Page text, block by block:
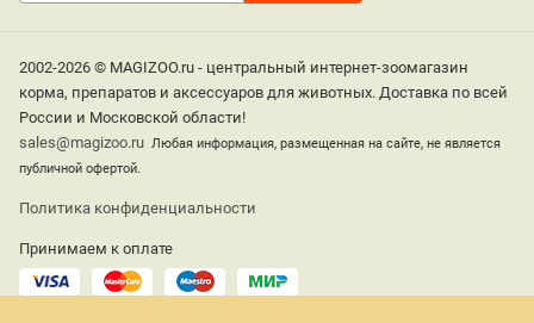
2002-2026 © MAGIZOO.ru - центральный интернет-зоомагазин
корма, препаратов и аксессуаров для животных. Доставка по всей
России и Московской области!
sales@magizoo.ru Любая информация, размещенная на сайте, не является
публичной офертой.
Политика конфиденциальности
Принимаем к оплате